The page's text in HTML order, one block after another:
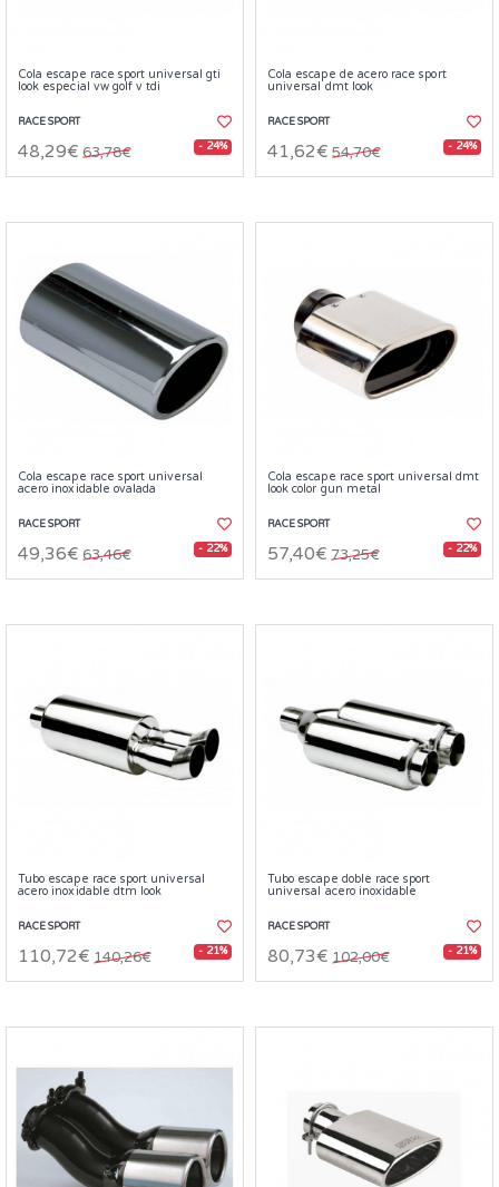
Cola escape race sport universal gti
look especial vw golf v tdi
RACE SPORT
48,29€ 63,78€ - 24%
Cola escape de acero race sport
universal dmt look
RACE SPORT
41,62€ 54,70€ - 24%
Cola escape race sport universal
acero inoxidable ovalada
RACE SPORT
49,36€ 63,46€ - 22%
Cola escape race sport universal dmt
look color gun metal
RACE SPORT
57,40€ 73,25€ - 22%
Tubo escape race sport universal
acero inoxidable dtm look
RACE SPORT
110,72€ 140,26€ - 21%
Tubo escape doble race sport
universal acero inoxidable
RACE SPORT
80,73€ 102,00€ - 21%